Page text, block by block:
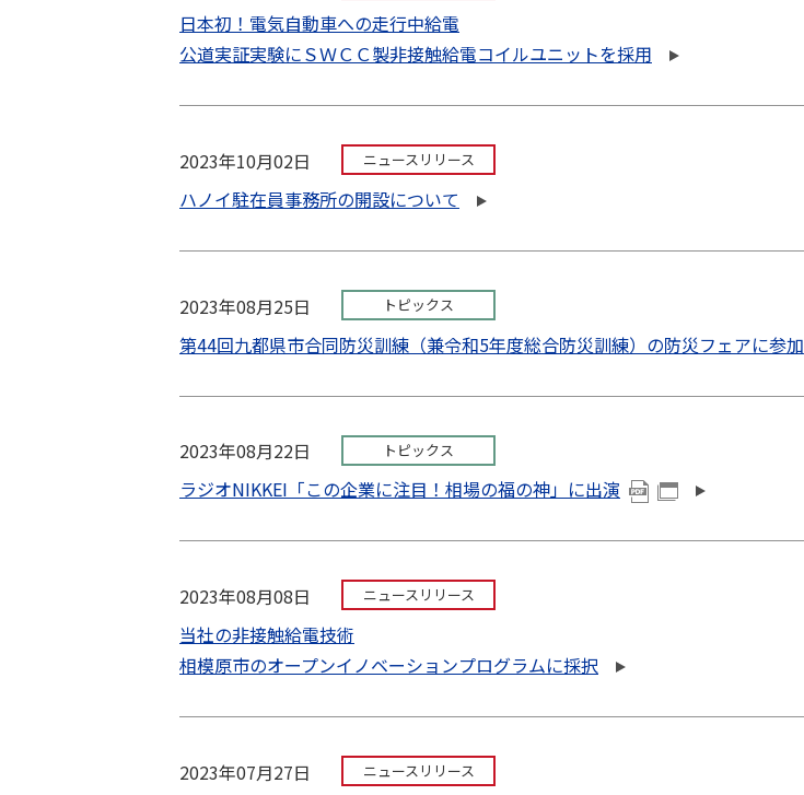
日本初！電気自動車への走行中給電
公道実証実験にＳＷＣＣ製非接触給電コイルユニットを採用
2023年10月02日 ニュースリリース
ハノイ駐在員事務所の開設について
2023年08月25日 トピックス
第44回九都県市合同防災訓練（兼令和5年度総合防災訓練）の防災フェアに参加
2023年08月22日 トピックス
ラジオNIKKEI「この企業に注目！相場の福の神」に出演
2023年08月08日 ニュースリリース
当社の非接触給電技術
相模原市のオープンイノベーションプログラムに採択
2023年07月27日 ニュースリリース